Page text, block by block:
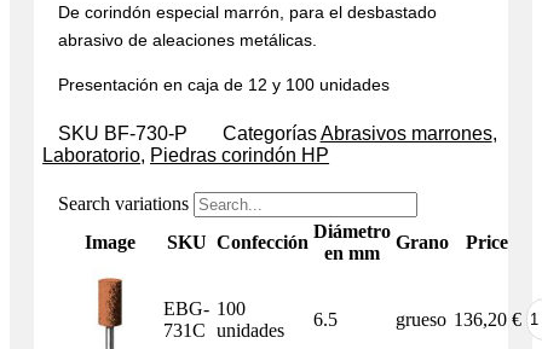
De corindón especial marrón, para el desbastado
abrasivo de aleaciones metálicas.
Presentación en caja de 12 y 100 unidades
SKU BF-730-P Categorías Abrasivos marrones,
Laboratorio, Piedras corindón HP
Search variations
Image
SKU Confección
Diámetro
en mm
Grano Price
EBG-
731C
100
unidades
6.5 grueso 136,20 €